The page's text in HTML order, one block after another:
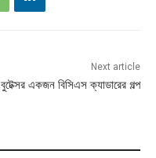
Next article
বুটেক্সর একজন বিসিএস ক্যাডারের গল্প